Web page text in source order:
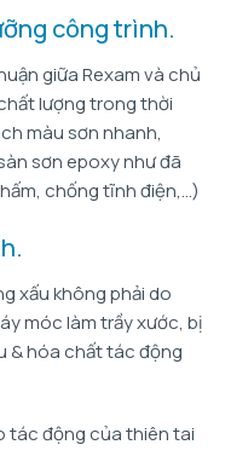
công trình.
giữa Rexam và chủ
lượng trong thời
màu sơn nhanh,
sơn epoxy như đã
chống tĩnh điện,…)
xấu không phải do
móc làm trầy xước, bị
& hóa chất tác động
tác động của thiên tai